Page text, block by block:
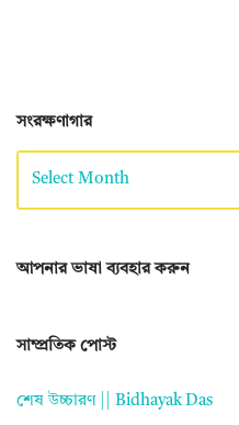
সংরক্ষণাগার
আপনার ভাষা ব্যবহার করুন
সাম্প্রতিক পোস্ট
শেষ উচ্চারণ || Bidhayak Das